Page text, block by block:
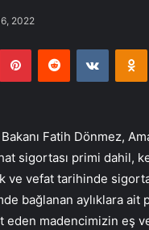
2022
PinterestReddit
Fatih Dönmez,
sigortası primi dahil,
vefat tarihinde
bağlanan aylıklara
eden madencimizin eş